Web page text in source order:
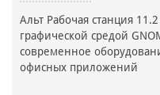
Альт Рабочая станция
графической средой
современное
офисных приложений